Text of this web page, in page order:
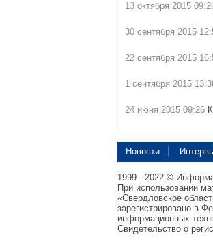
13 октября 2015
30 сентября 2015
22 сентября 2015
1 сентября 2015
24 июня 2015 09:26
Новости
1999 - 2022 ©
При использовании
«Свердловское
зарегистрировано в
информационных
Свидетельство о